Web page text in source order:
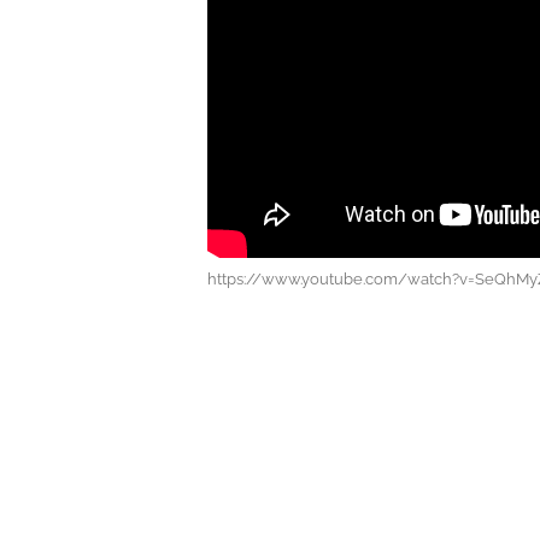
https://www.youtube.com/